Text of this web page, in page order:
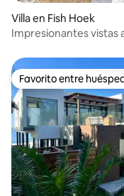
4.89 de 5,
Villa en Fish Hoek
Impresionantes vistas
Favorito entre
Favorito entre